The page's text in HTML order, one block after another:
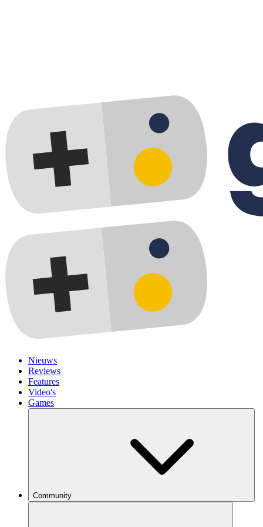
Nieuws
Reviews
Features
Video's
Games
Community